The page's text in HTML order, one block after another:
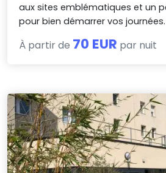
aux sites emblématiques et un
pour bien démarrer vos journées.
À partir de 70 EUR par nuit